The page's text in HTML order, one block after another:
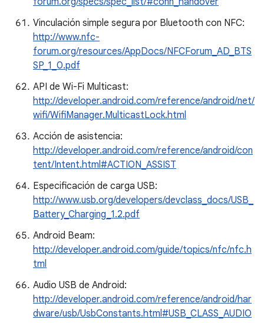
Vinculación simple segura por Bluetooth con NFC:
http://www.nfc-
forum.org/resources/AppDocs/NFCForum_AD_BTS
SP_1_0.pdf
API de Wi-Fi Multicast:
http://developer.android.com/reference/android/net/
wifi/WifiManager.MulticastLock.html
Acción de asistencia:
http://developer.android.com/reference/android/con
tent/Intent.html#ACTION_ASSIST
Especificación de carga USB:
http://www.usb.org/developers/devclass_docs/USB_
Battery_Charging_1.2.pdf
Android Beam:
http://developer.android.com/guide/topics/nfc/nfc.h
tml
Audio USB de Android:
http://developer.android.com/reference/android/har
dware/usb/UsbConstants.html#USB_CLASS_AUDIO